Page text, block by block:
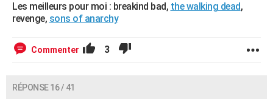
Les meilleurs pour moi : breakind bad, the walking dead,
revenge, sons of anarchy
Commenter 3
RÉPONSE 16 / 41